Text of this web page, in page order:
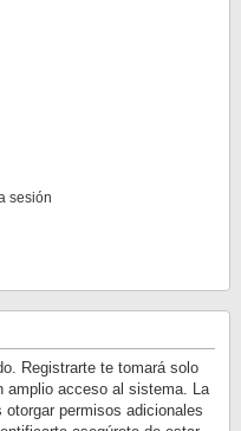
sesión
Registrarte te tomará solo
amplio acceso al sistema. La
permisos adicionales